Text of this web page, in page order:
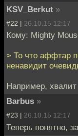
KSV_Berkut »
#22 | 26.10.15 12:17
Кому: Mighty
> То что аффтар
ненавидит
Например, хвалит
Barbus »
#23 | 26.10.15 12:17
Теперь понятно,